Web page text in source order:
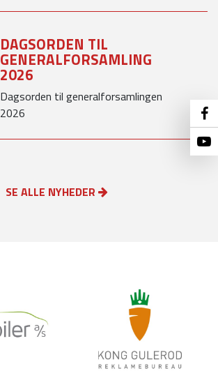
DAGSORDEN TIL
GENERALFORSAMLING
2026
Dagsorden til generalforsamlingen
2026
SE ALLE NYHEDER